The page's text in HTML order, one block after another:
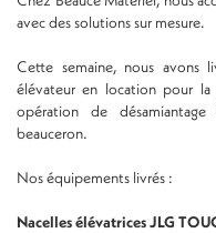
avec des solutions sur mesure.
Cette semaine, nous avons
élévateur en location pour
opération de
beauceron.
Nos équipements livrés :
Nacelles élévatrices JLG